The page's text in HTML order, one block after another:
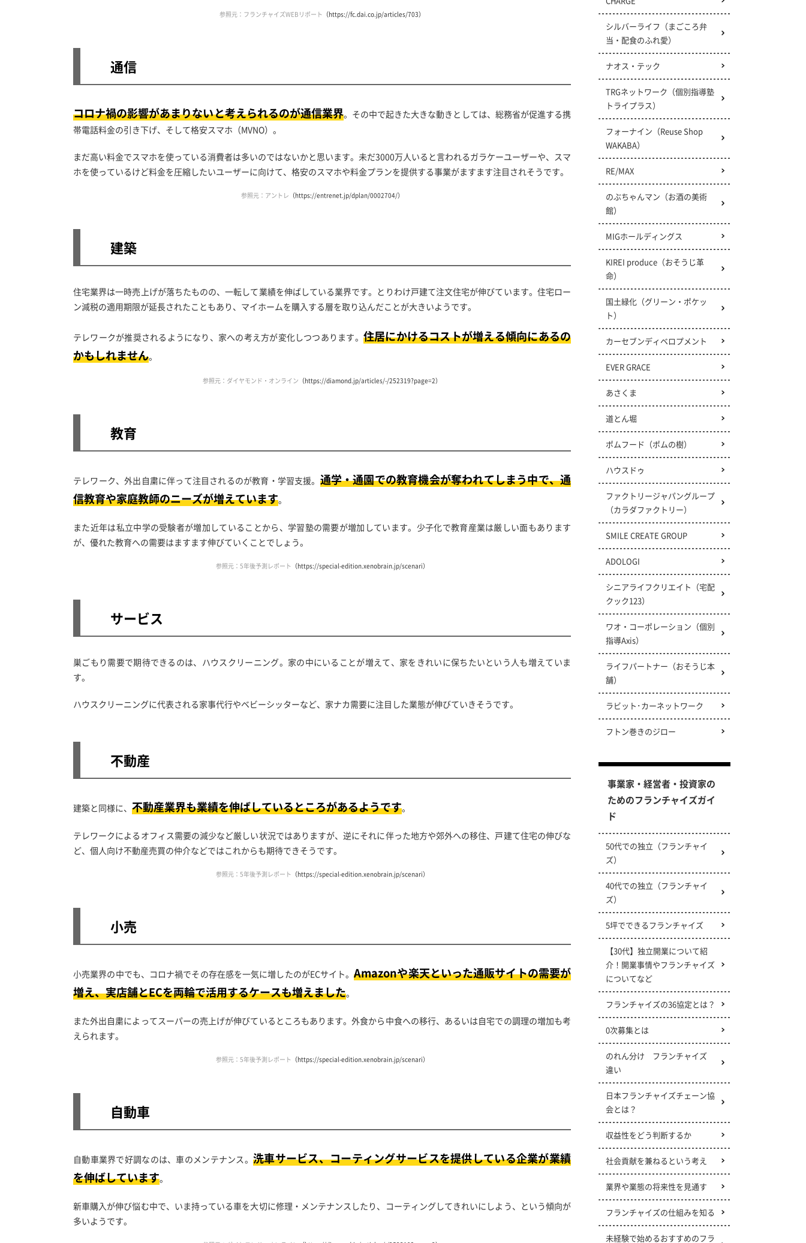
参照元：フランチャイズWEBリポート （https://fc.dai.co.jp/articles/703）
通信
コロナ禍の影響があまりないと考えられるのが通信業界。その中で起きた大きな動きとしては、総務省が促進する携
帯電話料金の引き下げ、そして格安スマホ（MVNO）。
まだ高い料金でスマホを使っている消費者は多いのではないかと思います。未だ3000万人いると言われるガラケーユーザーや、スマ
ホを使っているけど料金を圧縮したいユーザーに向けて、格安のスマホや料金プランを提供する事業がますます注目されそうです。
参照元：アントレ （https://entrenet.jp/dplan/0002704/）
建築
住宅業界は一時売上げが落ちたものの、一転して業績を伸ばしている業界です。とりわけ戸建て注文住宅が伸びています。住宅ロー
ン減税の適用期限が延長されたこともあり、マイホームを購入する層を取り込んだことが大きいようです。
テレワークが推奨されるようになり、家への考え方が変化しつつあります。 住居にかけるコストが増える傾向にあるの
かもしれません。
参照元：ダイヤモンド・オンライン （https://diamond.jp/articles/-/252319?page=2）
教育
テレワーク、外出自粛に伴って注目されるのが教育・学習支援。 通学・通園での教育機会が奪われてしまう中で、通
信教育や家庭教師のニーズが増えています。
また近年は私立中学の受験者が増加していることから、学習塾の需要が増加しています。少子化で教育産業は厳しい面もあります
が、優れた教育への需要はますます伸びていくことでしょう。
参照元：5年後予測レポート （https://special-edition.xenobrain.jp/scenari）
サービス
巣ごもり需要で期待できるのは、ハウスクリーニング。家の中にいることが増えて、家をきれいに保ちたいという人も増えていま
す。
ハウスクリーニングに代表される家事代行やベビーシッターなど、家ナカ需要に注目した業態が伸びていきそうです。
不動産
建築と同様に、 不動産業界も業績を伸ばしているところがあるようです。
テレワークによるオフィス需要の減少など厳しい状況ではありますが、逆にそれに伴った地方や郊外への移住、戸建て住宅の伸びな
ど、個人向け不動産売買の仲介などではこれからも期待できそうです。
参照元：5年後予測レポート （https://special-edition.xenobrain.jp/scenari）
小売
小売業界の中でも、コロナ禍でその存在感を一気に増したのがECサイト。Amazonや楽天といった通販サイトの需要が
増え、実店舗とECを両輪で活用するケースも増えました。
また外出自粛によってスーパーの売上げが伸びているところもあります。外食から中食への移行、あるいは自宅での調理の増加も考
えられます。
参照元：5年後予測レポート （https://special-edition.xenobrain.jp/scenari）
自動車
自動車業界で好調なのは、車のメンテナンス。 洗車サービス、コーティングサービスを提供している企業が業績
を伸ばしています。
新車購入が伸び悩む中で、いま持っている車を大切に修理・メンテナンスしたり、コーティングしてきれいにしよう、という傾向が
多いようです。
シルバーライフ（まごころ弁
当・配食のふれ愛）
ナオス・テック
TRGネットワーク （個別指導塾
トライプラス）
フォーナイン（Reuse Shop
WAKABA）
RE/MAX
のぶちゃんマン（お酒の美術
館）
MIGホールディングス
KIREI produce（おそうじ革
命）
国土緑化（グリーン・ポケッ
ト）
カーセブンディベロプメント
EVER GRACE
あさくま
道とん堀
ポムフード（ポムの樹）
ハウスドゥ
ファクトリージャパングループ
（カラダファクトリー）
SMILE CREATE GROUP
ADOLOGI
シニアライフクリエイト （宅配
クック123）
ワオ・コーポレーション （個別
指導Axis）
ライフパートナー（おそうじ本
舗）
ラビット･カーネットワーク
フトン巻きのジロー
事業家・経営者・投資家の
ためのフランチャイズガイ
ド
50代での独立（フランチャイ
ズ）
40代での独立（フランチャイ
ズ）
5坪でできるフランチャイズ
【30代】独立開業について紹
介！開業事情やフランチャイズ
についてなど
フランチャイズの36協定とは？
0次募集とは
のれん分け フランチャイズ
違い
日本フランチャイズチェーン協
会とは？
収益性をどう判断するか
社会貢献を兼ねるという考え
業界や業態の将来性を見通す
フランチャイズの仕組みを知る
未経験で始めるおすすめのフラ